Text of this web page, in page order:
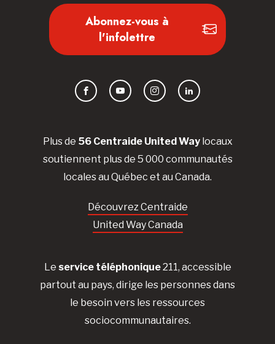
Plus de 56 Centraide United Waylocaux
soutiennent plus de 5 000 communautés
locales au Québec et au Canada.
Découvrez Centraide
United Way Canada
Le service téléphonique211, accessible
partout au pays, dirige les personnes dans
le besoin vers les ressources
sociocommunautaires.
Abonnez-vous à
l'infolettre
FacebookYouTubeInstagramLinkedIn